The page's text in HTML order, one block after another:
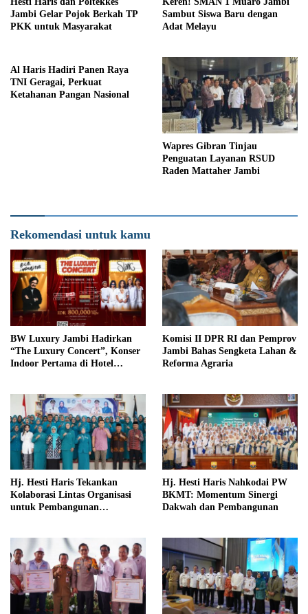
Jambi Gelar Pojok Berkah TP
PKK untuk Masyarakat
Sambut Siswa Baru dengan
Adat Melayu
Al Haris Hadiri Panen Raya
TNI Geragai, Perkuat
Ketahanan Pangan Nasional
Wapres Gibran Tinjau
Penguatan Layanan RSUD
Raden Mattaher Jambi
Rekomendasi untuk kamu
BW Luxury Jambi Hadirkan
“The Luxury Concert”, Konser
Indoor Pertama di Hotel
Komisi II DPR RI dan Pemprov
Jambi Bahas Sengketa Lahan &
Reforma Agraria
Hj. Hesti Haris Tekankan
Kolaborasi Lintas Organisasi
untuk Pembangunan
Hj. Hesti Haris Nahkodai PW
BKMT: Momentum Sinergi
Dakwah dan Pembangunan